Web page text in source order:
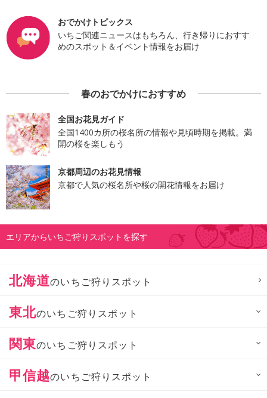
おでかけトピックス
いちご関連ニュースはもちろん、行き帰りにおすす
めのスポット＆イベント情報をお届け
春のおでかけにおすすめ
全国お花見ガイド
全国1400カ所の桜名所の情報や見頃時期を掲載。満
開の桜を楽しもう
京都周辺のお花見情報
京都で人気の桜名所や桜の開花情報をお届け
エリアからいちご狩りスポットを探す
北海道のいちご狩りスポット
東北のいちご狩りスポット
関東のいちご狩りスポット
甲信越のいちご狩りスポット